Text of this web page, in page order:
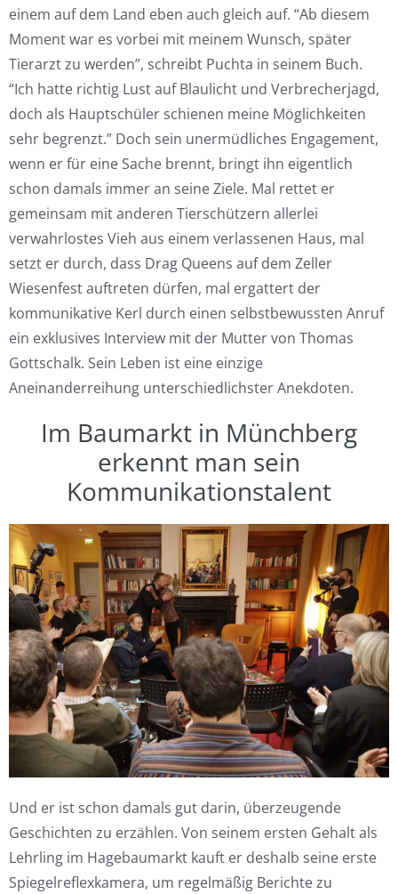
einem auf dem Land eben auch gleich auf. “Ab diesem
Moment war es vorbei mit meinem Wunsch, später
Tierarzt zu werden”, schreibt Puchta in seinem Buch.
“Ich hatte richtig Lust auf Blaulicht und Verbrecherjagd,
doch als Hauptschüler schienen meine Möglichkeiten
sehr begrenzt.” Doch sein unermüdliches Engagement,
wenn er für eine Sache brennt, bringt ihn eigentlich
schon damals immer an seine Ziele. Mal rettet er
gemeinsam mit anderen Tierschützern allerlei
verwahrlostes Vieh aus einem verlassenen Haus, mal
setzt er durch, dass Drag Queens auf dem Zeller
Wiesenfest auftreten dürfen, mal ergattert der
kommunikative Kerl durch einen selbstbewussten Anruf
ein exklusives Interview mit der Mutter von Thomas
Gottschalk. Sein Leben ist eine einzige
Aneinanderreihung unterschiedlichster Anekdoten.
Im Baumarkt in Münchberg
erkennt man sein
Kommunikationstalent
Und er ist schon damals gut darin, überzeugende
Geschichten zu erzählen. Von seinem ersten Gehalt als
Lehrling im Hagebaumarkt kauft er deshalb seine erste
Spiegelreflexkamera, um regelmäßig Berichte zu